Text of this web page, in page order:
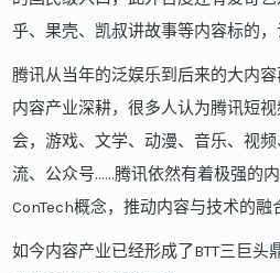
乎、果壳、凯叔讲故事等内容标的，
腾讯从当年的泛娱乐到后来的大内
内容产业深耕，很多人认为腾讯短
会，游戏、文学、动漫、音乐、视
流、公众号……腾讯依然有着极强的
ConTech概念，推动内容与技术的融
如今内容产业已经形成了BTT三巨头